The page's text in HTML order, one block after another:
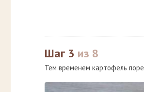
Шаг 3 из 8
Тем временем картофель